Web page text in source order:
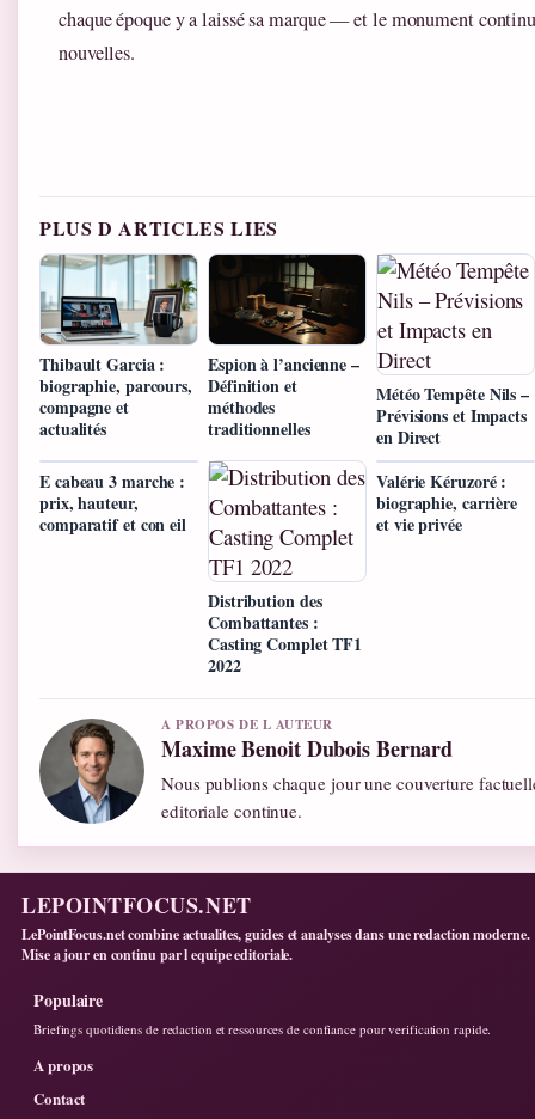
chaque époque y a laissé sa marque — et le monument
nouvelles.
PLUS D ARTICLES LIES
Thibault Garcia :
biographie, parcours,
compagne et
actualités
Espion à l’ancienne –
Définition et
méthodes
traditionnelles
Météo Tempête Nils –
Prévisions et Impacts
en Direct
E cabeau 3 marche :
prix, hauteur,
comparatif et con eil
Distribution des
Combattantes :
Casting Complet TF1
2022
Valérie Kéruzoré :
biographie, carrière
et vie privée
A PROPOS DE L AUTEUR
Maxime Benoit Dubois Bernard
Nous publions chaque jour une couverture
editoriale continue.
LEPOINTFOCUS.NET
LePointFocus.net combine actualites, guides et analyses dans une redaction moderne.
Mise a jour en continu par l equipe editoriale.
Populaire
Briefings quotidiens de redaction et ressources de confiance pour verification rapide.
A propos
Contact